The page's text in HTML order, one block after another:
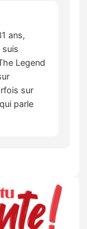
ans,
Legend
sur
parle